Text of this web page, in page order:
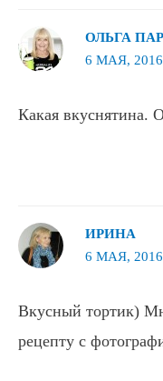
ОЛЬГА
6 МАЯ,
Какая вкуснятина.
ИРИНА
6 МАЯ,
Вкусный тортик)
рецепту с